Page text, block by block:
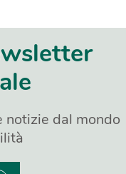
notizie dal mondo